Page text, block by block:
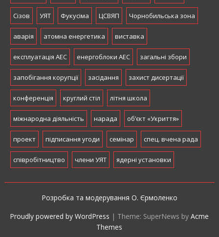
Сізов УЯТ Фукусіма ЦСВЯП Чорнобильська зона
аварія атомна енергетика виставка
експлуатація АЕС енергоблоки АЕС загальні збори
запобігання корупції засідання захист дисертації
конференція круглий стіл літня школа
міжнародна діяльність нарада об’єкт «Укриття»
проект підписання угоди семінар спец. вчена рада
співробітництво члени УЯТ ядерні установки
Розробка та модерування О. Єрмоленко
Proudly powered by WordPress | Theme: SuperNews byAcme
Themes